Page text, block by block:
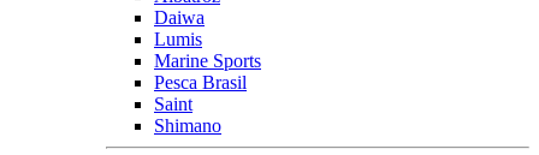
Daiwa
Lumis
Marine Sports
Pesca Brasil
Saint
Shimano